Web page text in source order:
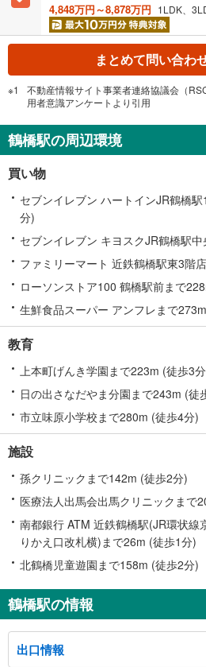
4,848万円～8,878万円 1LDK、3LDK /
まとめて問い合わ
不動産情報サイト事業者連絡協議会（
用者意識アンケートより引用
鶴橋駅の周辺環境
買い物
セブンイレブン ハートインJR鶴橋
分)
セブンイレブン キヨスクJR鶴橋駅
ファミリーマート 近鉄鶴橋駅東3階
ローソンストア100 鶴橋駅前まで
生鮮食品スーパー アンフレまで
教育
上本町げんき学園まで223m (徒歩3
日の出さなだやま分園まで243m (徒
市立味原小学校まで280m (徒歩4分)
施設
孫クリニックまで142m (徒歩2分)
医療法人出馬会出馬クリニックまで
南都銀行 ATM 近鉄鶴橋駅(JR環状
りかえ口改札横)まで26m (徒歩1分)
北鶴橋児童遊園まで158m (徒歩2分)
鶴橋駅の情報
出口情報